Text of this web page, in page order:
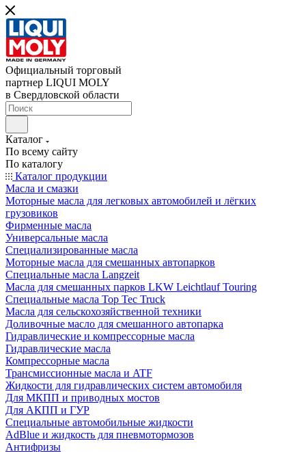
Официальный торговый
партнер LIQUI MOLY
в Свердловской области
Каталог
По всему сайту
По каталогу
Каталог продукции
Масла и смазки
Моторные масла для легковых автомобилей и лёгких
грузовиков
Фирменные масла
Универсальные масла
Специализированные масла
Моторные масла для смешанных автопарков
Специальные масла Langzeit
Масла для смешанных парков LKW Leichtlauf Touring
Специальные масла Top Tec Truck
Масла для сельскохозяйственной техники
Доливочные масло для смешанного автопарка
Гидравлические и компрессорные масла
Гидравлические масла
Компрессорные масла
Трансмиссионные масла и ATF
Жидкости для гидравлических систем автомобиля
Для МКПП и приводных мостов
Для АКПП и ГУР
Специальные автомобильные жидкости
AdBlue и жидкость для пневмотормозов
Антифризы